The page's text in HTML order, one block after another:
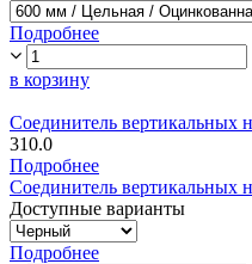
Подробнее
в корзину
Соединитель
310.0
Подробнее
Соединитель
Доступные варианты
Подробнее